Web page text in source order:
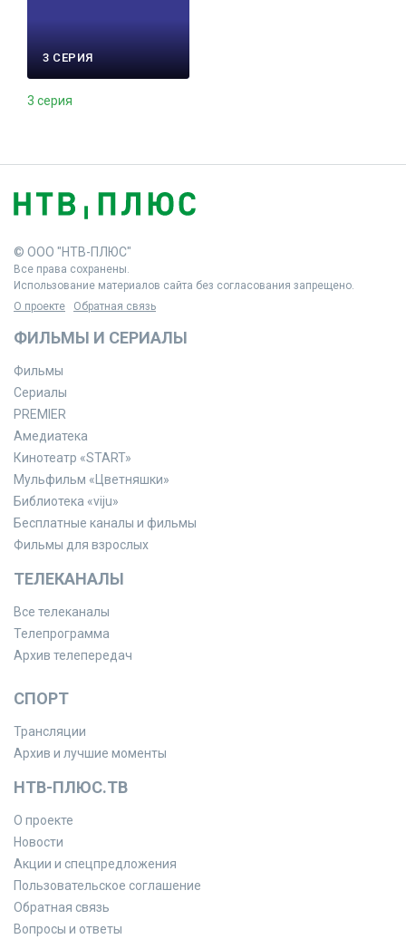
3 СЕРИЯ
3 серия
© ООО "НТВ-ПЛЮС"
Все права сохранены.
Использование материалов сайта без согласования запрещено.
О проекте
Обратная связь
ФИЛЬМЫ И СЕРИАЛЫ
Фильмы
Сериалы
PREMIER
Амедиатека
Кинотеатр «START»
Мульфильм «Цветняшки»
Библиотека «viju»
Бесплатные каналы и фильмы
Фильмы для взрослых
ТЕЛЕКАНАЛЫ
Все телеканалы
Телепрограмма
Архив телепередач
СПОРТ
Трансляции
Архив и лучшие моменты
НТВ-ПЛЮС.ТВ
О проекте
Новости
Акции и спецпредложения
Пользовательское соглашение
Обратная связь
Вопросы и ответы